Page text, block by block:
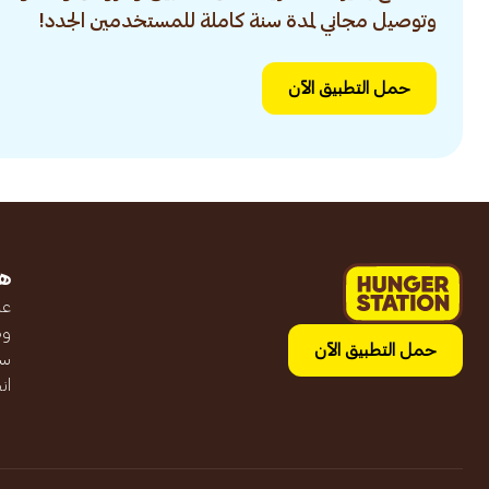
وتوصيل مجاني لمدة سنة كاملة للمستخدمين الجدد!
حمل التطبيق الآن
حمل التطبيق الآن